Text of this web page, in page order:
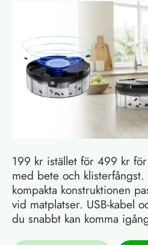
199 kr istället för 499 kr
med bete och klisterfångst.
kompakta konstruktionen
vid matplatser. USB-kabel
du snabbt kan komma